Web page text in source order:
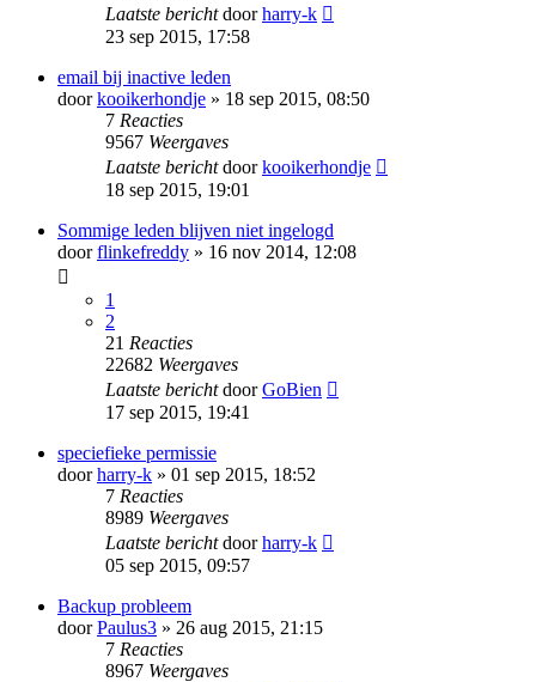
Laatste berichtdoorharry-k
23 sep 2015, 17:58
email bij inactive leden
doorkooikerhondje » 18 sep 2015, 08:50
7 Reacties
9567 Weergaves
Laatste berichtdoorkooikerhondje
18 sep 2015, 19:01
Sommige leden blijven niet ingelogd
doorflinkefreddy » 16 nov 2014, 12:08
1
2
21 Reacties
22682 Weergaves
Laatste berichtdoorGoBien
17 sep 2015, 19:41
speciefieke permissie
doorharry-k » 01 sep 2015, 18:52
7 Reacties
8989 Weergaves
Laatste berichtdoorharry-k
05 sep 2015, 09:57
Backup probleem
doorPaulus3 » 26 aug 2015, 21:15
7 Reacties
8967 Weergaves